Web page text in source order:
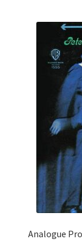
Analogue